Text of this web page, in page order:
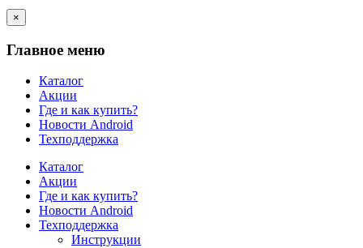
×
Главное меню
Каталог
Акции
Где и как купить?
Новости Android
Техподдержка
Каталог
Акции
Где и как купить?
Новости Android
Техподдержка
Инструкции